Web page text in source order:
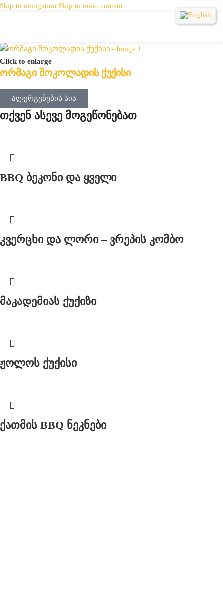
Skip to navigation Skip to main content
Click to enlarge
ორმაგი შოკოლადის ქუქისი
ალერგენების სია
თქვენ ასევე მოგეწონებათ
BBQ ბეკონი და ყველი
კვერცხი და ლორი – ვრეპის კომბო
მაკადემიას ქუქიზი
ჟოლოს ქუქისი
ქათმის BBQ ნეკნები